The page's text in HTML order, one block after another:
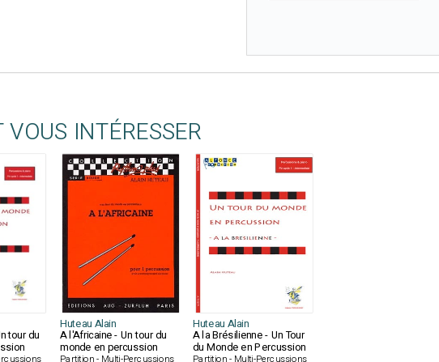
INTÉRESSER
Huteau Alain
Huteau Alain
tour du A l'Africaine - Un tour du
monde en percussion
Partition - Multi-Percussions
A la Brésilienne - Un Tour
du Monde en Percussion
Partition - Multi-Percussions